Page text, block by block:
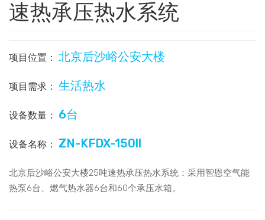
速热承压热水系统
项目位置： 北京后沙峪公安大楼
项目需求： 生活热水
设备数量： 6台
设备名称： ZN-KFDX-150ll
北京后沙峪公安大楼25吨速热承压热水系统：采用智恩空气能
热泵6台、燃气热水器6台和60个承压水箱。